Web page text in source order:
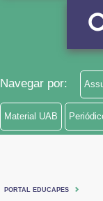
Navegar por:
Material UAB
PORTAL EDUCAPES